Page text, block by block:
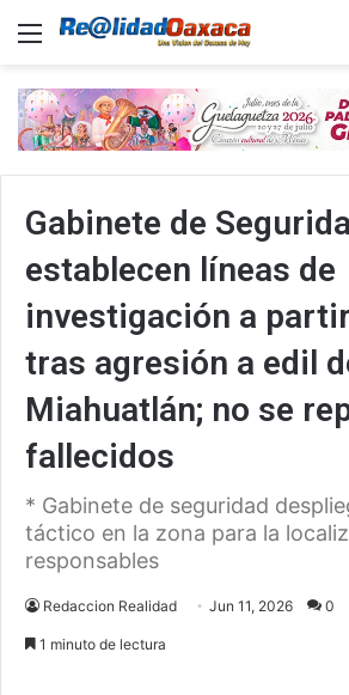
Menu
Gabinete de
establecen líneas de
investigación a
tras agresión a edil
Miahuatlán; no se
fallecidos
* Gabinete de seguridad
táctico en la zona para la
responsables
Redaccion Realidad Jun 11, 2026 0
1 minuto de lectura